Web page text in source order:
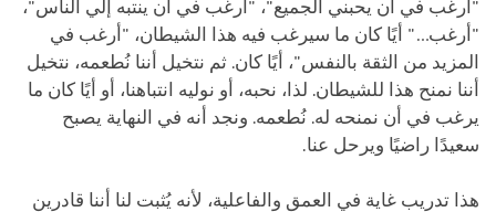
"أرغب في أن يحبني الجميع"، "أرغب في أن ينتبه إلي الناس"،
"أرغب…" أيًا كان ما سيرغب فيه هذا الشيطان، "أرغب في
المزيد من الثقة بالنفس"، أيًا كان. ثم نتخيل أننا نُطعمه، نتخيل
أننا نمنح هذا للشيطان. لذا، نحبه، أو نوليه انتباهنا، أو أيًا كان ما
يرغب في أن نمنحه له. نُطعمه. ونجد أنه في النهاية يصبح
سعيدًا راضيًا ويرحل عنا.
هذا تدريب غاية في العمق والفاعلية، لأنه يُثبت لنا أننا قادرين